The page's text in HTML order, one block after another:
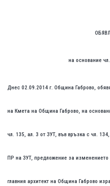
на основание
Днес 02.09.2014 г. Община Габрово,
на Кмета на Община Габрово, на
чл. 135, ал. 3 от ЗУТ, във връзка с чл.
ПР на ЗУТ, предложение за изменението
главния архитект на Община Габрово